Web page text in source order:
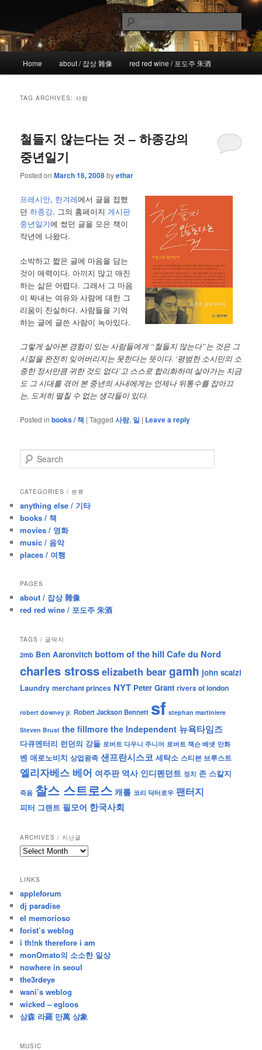
primary
content
secondary
content!wicked
the more I see the less I know
Home about / 잡상 雜像 red red wine / 포도주 朱酒
TAG ARCHIVES:사람
철들지 않는다는 것 – 하종강의
중년일기
Posted onMarch 16, 2008byethar
프레시안, 한겨레에서 글을 접했
던하종강. 그의 홈페이지 게시판
중년일기에 썼던 글을 모은 책이
작년에 나왔다.
소박하고 짧은 글에 마음을 담는
것이 매력이다. 아끼지 않고 매진
하는 삶은 어렵다. 그래서 그 마음
이 짜내는 여유와 사람에 대한 그
리움이 진실하다. 사람들을 기억
하는 글에 글쓴 사람이 녹아있다.
그렇게 살아본 경험이 있는 사람들에게 “철들지 않는다”는 것은 그
시절을 완전히 잊어버리지는 못한다는 뜻이다. ‘평범한 소시민의 소
중한 정서만큼 귀한 것도 없다’고 스스로 합리화하며 살아가는 지금
도 그 시대를 겪어 본 중년의 사내에게는 언제나 뒤통수를 잡아끄
는, 도저히 떨칠 수 없는 생각들이 있다.
Posted in books / 책 |Tagged 사람, 일 | Leave a reply
e
r
h
CATEGORIES / 분류
anything else / 기타
books / 책
movies / 영화
music / 음악
places / 여행
PAGES
about / 잡상 雜像
red red wine / 포도주 朱酒
TAGS / 글딱지
2mb Ben Aaronvitch bottom of the hill Cafe du Nord
charles strosselizabeth beargamh john scalzi
Laundry merchant princes NYT Peter Grant rivers of london
robert downey jr. Robert Jackson Bennett sf stephan martiniere
Steven Brust the fillmore the Independent 뉴욕타임즈
다큐멘터리 런던의 강들 로버트 다우니 주니어 로버트 잭슨 베넷 만화
벤 애로노비치 상업왕족 샌프란시스코 세탁소 스티븐 브루스트
엘리자베스 베어 여주판 역사 인디펜던트 정치 존 스칼지
죽음 찰스 스트로스 캐롤 코리 닥터로우 팬터지
피터 그랜트 필모어 한국사회
ARCHIVES / 지난글
archives
난
글
LINKS
appleforum
dj paradise
el memorioso
forist’s weblog
i th!nk therefore i am
monOmato의 소소한 일상
nowhere in seoul
the3rdeye
wani’s weblog
wicked – egloos
삼森 라羅 만萬 상象
MUSIC